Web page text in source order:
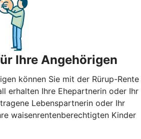
Ihre Angehörigen
können Sie mit der Rürup-Rente
erhalten Ihre Ehepartnerin oder Ihr
Lebenspartnerin oder Ihr
waisenrentenberechtigten Kinder